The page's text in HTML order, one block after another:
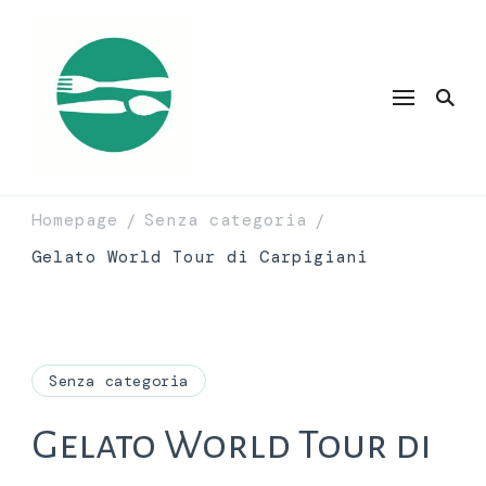
Homepage / Senza categoria /
Gelato World Tour di Carpigiani
Senza categoria
Gelato World Tour di